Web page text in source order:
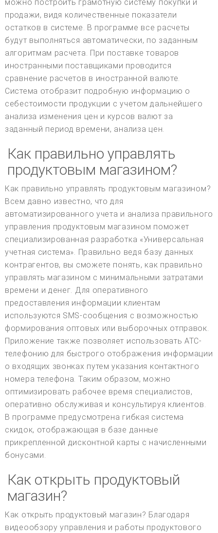
можно построить грамотную систему покупки и
продажи, видя количественные показатели
остатков в системе. В программе все расчеты
будут выполняться автоматически, по заданным
алгоритмам расчета. При поставке товаров
иностранными поставщиками проводится
сравнение расчетов в иностранной валюте.
Система отобразит подробную информацию о
себестоимости продукции с учетом дальнейшего
анализа изменения цен и курсов валют за
заданный период времени, анализа цен.
Как правильно управлять
продуктовым магазином?
Как правильно управлять продуктовым магазином?
Всем давно известно, что для
автоматизированного учета и анализа правильного
управления продуктовым магазином поможет
специализированная разработка «Универсальная
учетная система». Правильно ведя базу данных
контрагентов, вы сможете понять, как правильно
управлять магазином с минимальными затратами
времени и денег. Для оперативного
предоставления информации клиентам
используются SMS-сообщения с возможностью
формирования оптовых или выборочных отправок.
Приложение также позволяет использовать АТС-
телефонию для быстрого отображения информации
о входящих звонках путем указания контактного
номера телефона. Таким образом, можно
оптимизировать рабочее время специалистов,
оперативно обслуживая и консультируя клиентов.
В программе предусмотрена гибкая система
скидок, отображающая в базе данные
прикрепленной дисконтной карты с начисленными
бонусами.
Как открыть продуктовый
магазин?
Как открыть продуктовый магазин? Благодаря
видеообзору управления и работы продуктового